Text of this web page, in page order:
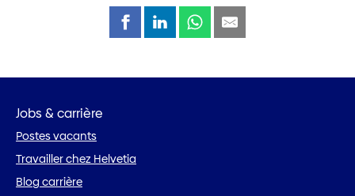
Jobs & carrière
Postes vacants
Travailler chez Helvetia
Blog carrière